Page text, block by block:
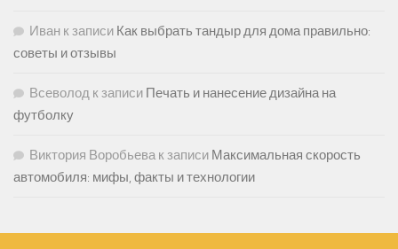
Иван к записи Как выбрать тандыр для дома правильно:
советы и отзывы
Всеволод к записи Печать и нанесение дизайна на
футболку
Виктория Воробьевак записи Максимальная скорость
автомобиля: мифы, факты и технологии